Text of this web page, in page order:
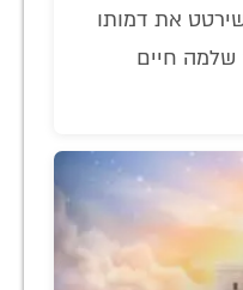
את דמותו
שלמה חיים